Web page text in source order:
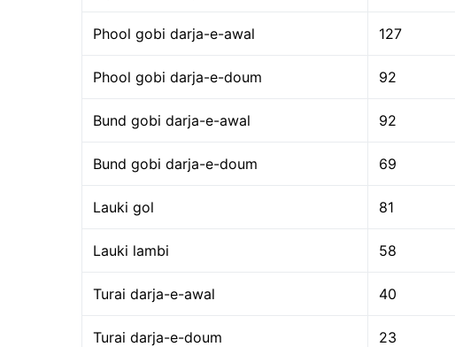
Phool gobi darja-e-awal 127
Phool gobi darja-e-doum 92
Bund gobi darja-e-awal 92
Bund gobi darja-e-doum 69
Lauki gol 81
Lauki lambi 58
Turai darja-e-awal 40
Turai darja-e-doum 23